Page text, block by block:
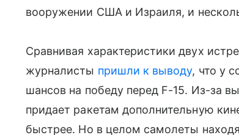
вооружении США и Израиля, и
Сравнивая характеристики двух
журналисты пришли к выводу, что у
шансов на победу перед F-15. Из-за
придает ракетам дополнительную
быстрее. Но в целом самолеты